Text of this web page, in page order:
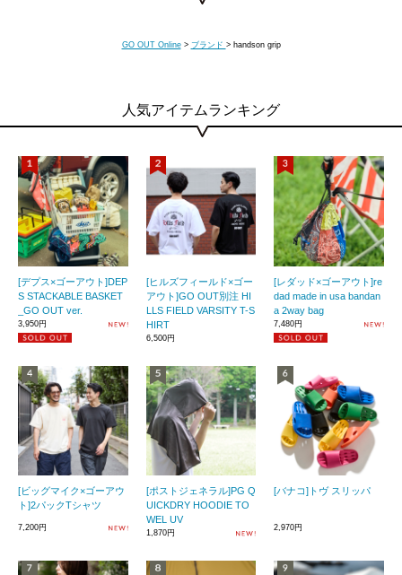
GO OUT Online > ブランド > handson grip
人気アイテムランキング
[デプス×ゴーアウト]DEP
S STACKABLE BASKET
_GO OUT ver.
3,950円
[ヒルズフィールド×ゴー
アウト]GO OUT別注 HI
LLS FIELD VARSITY T-S
HIRT
6,500円
[レダッド×ゴーアウト]re
dad made in usa bandan
a 2way bag
7,480円
[ビッグマイク×ゴーアウ
ト]2パックTシャツ
7,200円
[ポストジェネラル]PG Q
UICKDRY HOODIE TO
WEL UV
1,870円
[バナコ]トヴ スリッパ
2,970円